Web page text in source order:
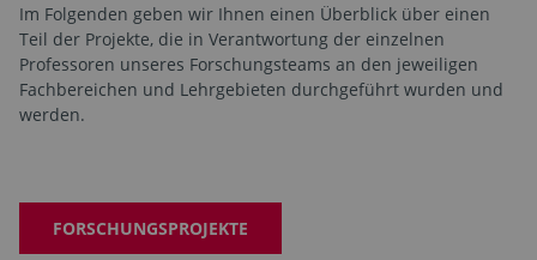
Im Folgenden geben wir Ihnen einen Überblick über einen
Teil der Projekte, die in Verantwortung der einzelnen
Professoren unseres Forschungsteams an den jeweiligen
Fachbereichen und Lehrgebieten durchgeführt wurden und
werden.
FORSCHUNGSPROJEKTE